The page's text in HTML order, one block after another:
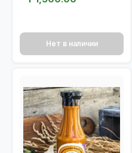
300мл.
Нет в наличии